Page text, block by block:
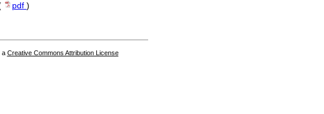
pdf )
a Creative Commons Attribution License